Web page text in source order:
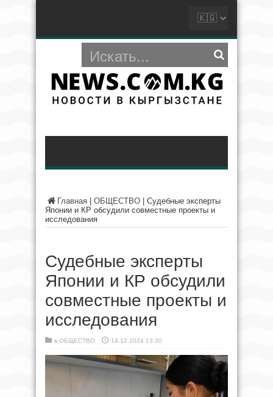
Главная ОБЩЕСТВО
Судебные эксперты
Японии и КР обсудили совместные проекты и
исследования
Судебные эксперты
Японии и КР обсудили
совместные проекты и
исследования
в ОБЩЕСТВО 14.12.2024 13:30